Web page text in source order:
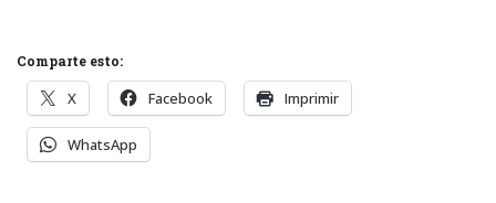
Comparte esto:
X Facebook Imprimir
WhatsApp